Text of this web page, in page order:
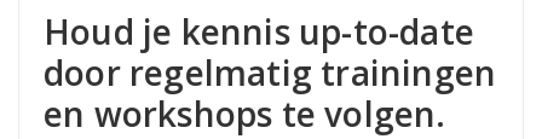
Houd je kennis up-to-date
door regelmatig trainingen
en workshops te volgen.